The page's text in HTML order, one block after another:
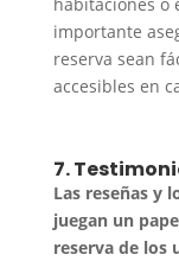
importante
reserva sean
accesibles en
7.
Las reseñas y
juegan un
reserva de los